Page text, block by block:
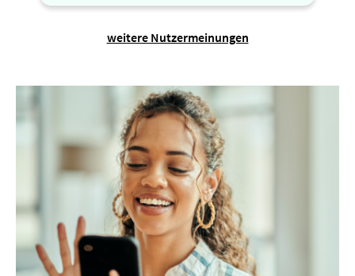
weitere Nutzermeinungen